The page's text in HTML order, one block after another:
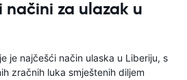
načini za ulazak u
je najčešći način ulaska u Liberiju, s
zračnih luka smještenih diljem